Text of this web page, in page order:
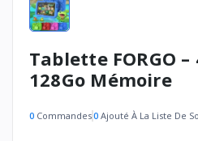
Tablette FORGO –
128Go Mémoire
0 Commandes0 Ajouté À La Liste De